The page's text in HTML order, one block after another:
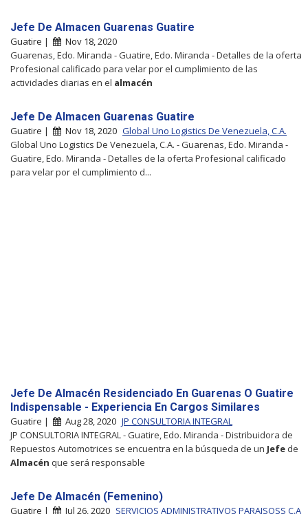
Jefe De Almacen Guarenas Guatire
Guatire |
Nov 18, 2020
Guarenas, Edo. Miranda - Guatire, Edo. Miranda - Detalles de la oferta
Profesional calificado para velar por el cumplimiento de las
actividades diarias en el almacén
Jefe De Almacen Guarenas Guatire
Guatire | Nov 18, 2020 Global Uno Logistics De Venezuela, C.A.
Global Uno Logistics De Venezuela, C.A. - Guarenas, Edo. Miranda -
Guatire, Edo. Miranda - Detalles de la oferta Profesional calificado
para velar por el cumplimiento d...
Jefe De Almacén Residenciado En Guarenas O Guatire
Indispensable - Experiencia En Cargos Similares
Guatire | Aug 28, 2020 JP CONSULTORIA INTEGRAL
JP CONSULTORIA INTEGRAL - Guatire, Edo. Miranda - Distribuidora de
Repuestos Automotrices se encuentra en la búsqueda de un Jefe de
Almacén que será responsable
Jefe De Almacén (Femenino)
Guatire | Jul 26, 2020 SERVICIOS ADMINISTRATIVOS PARAISOSS C.A